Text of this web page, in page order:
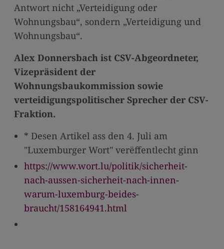
Antwort nicht „Verteidigung oder
Wohnungsbau“, sondern „Verteidigung und
Wohnungsbau“.
Alex Donnersbach ist CSV-Abgeordneter,
Vizepräsident der
Wohnungsbaukommission sowie
verteidigungspolitischer Sprecher der CSV-
Fraktion.
* Desen Artikel ass den 4. Juli am
"Luxemburger Wort" verëffentlecht ginn
https://www.wort.lu/politik/sicherheit-
nach-aussen-sicherheit-nach-innen-
warum-luxemburg-beides-
braucht/158164941.html